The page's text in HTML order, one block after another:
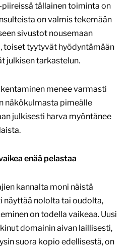
tällainen toiminta on
on valmis tekemään
sivustot nousemaan
toiset tyytyvät hyödyntämään
julkisen tarkastelun.
menee varmasti
näkökulmasta pimeälle
julkisesti harva myöntänee
enää pelastaa
kannalta moni näistä
näyttää nololta tai oudolta,
on todella vaikeaa. Uusi
domainin aivan laillisesti,
suora kopio edellisestä, on